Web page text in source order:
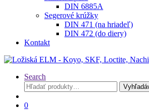
DIN 6885A
Segerové krúžky
DIN 471 (na hriadeľ)
DIN 472 (do diery)
Kontakt
Search
Hľadať:
0